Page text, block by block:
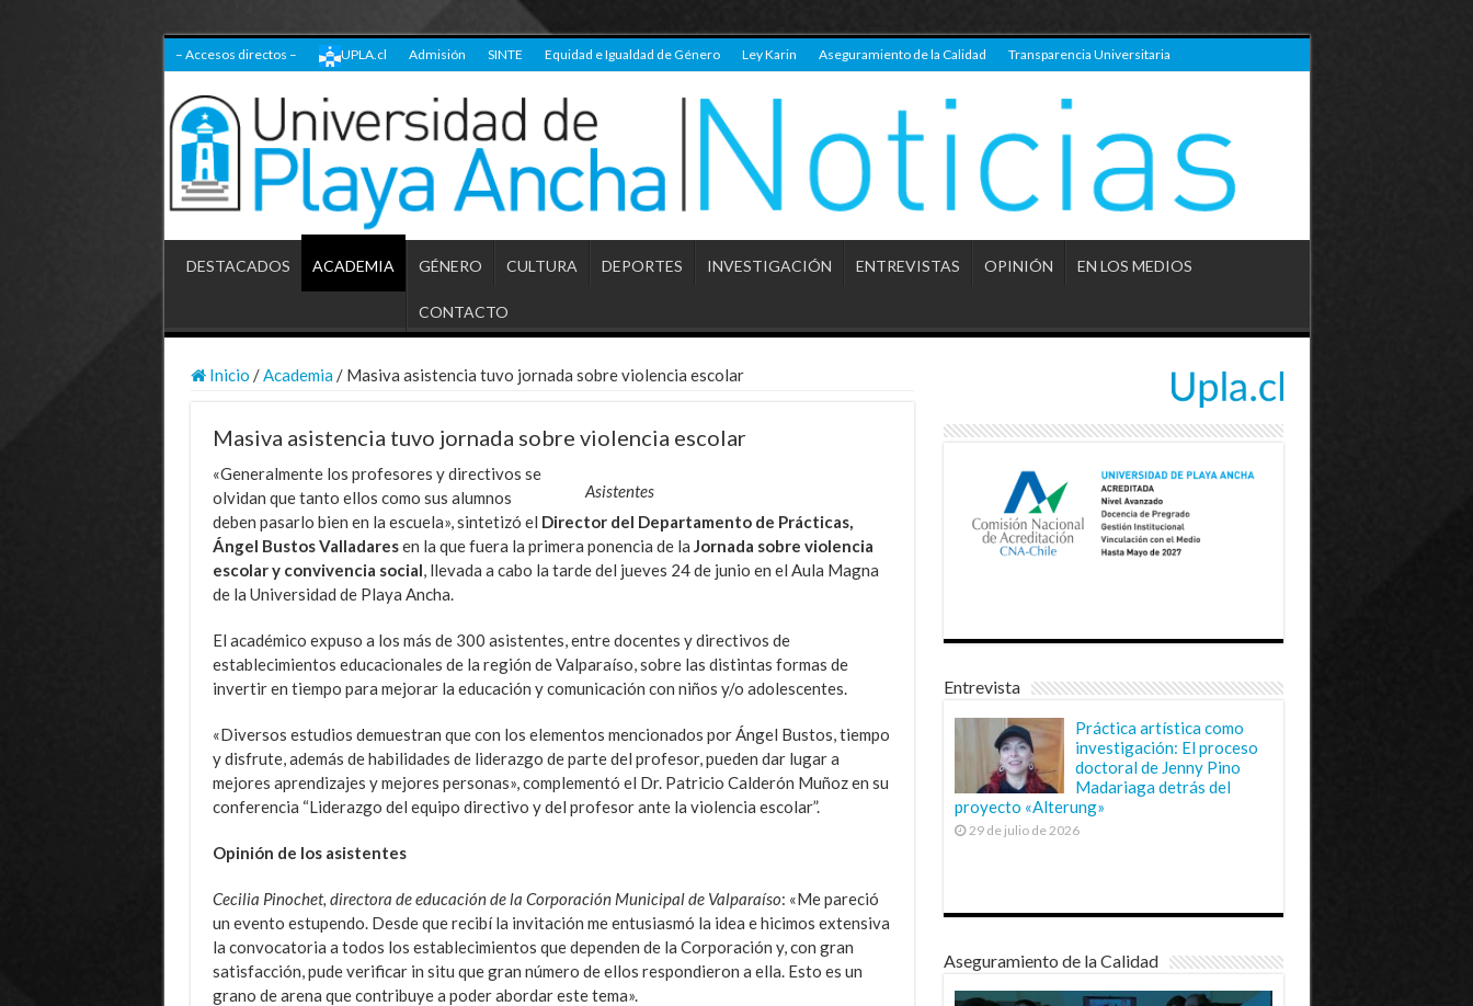
– Accesos directos – UPLA.cl Admisión SINTE Equidad e Igualdad de Género Ley Karin Aseguramiento de la Calidad Transparencia Universitaria
DESTACADOS ACADEMIA GÉNERO CULTURA DEPORTES INVESTIGACIÓN ENTREVISTAS OPINIÓN EN LOS MEDIOS
CONTACTO
Inicio / Academia / Masiva asistencia tuvo jornada sobre violencia escolar
Masiva asistencia tuvo jornada sobre violencia escolar
Asistentes
«Generalmente los profesores y directivos se
olvidan que tanto ellos como sus alumnos
deben pasarlo bien en la escuela», sintetizó el Director del Departamento de Prácticas,
Ángel Bustos Valladaresen la que fuera la primera ponencia de la Jornada sobre violencia
escolar y convivencia social , llevada a cabo la tarde del jueves 24 de junio en el Aula Magna
de la Universidad de Playa Ancha.
El académico expuso a los más de 300 asistentes, entre docentes y directivos de
establecimientos educacionales de la región de Valparaíso, sobre las distintas formas de
invertir en tiempo para mejorar la educación y comunicación con niños y/o adolescentes.
«Diversos estudios demuestran que con los elementos mencionados por Ángel Bustos, tiempo
y disfrute, además de habilidades de liderazgo de parte del profesor, pueden dar lugar a
mejores aprendizajes y mejores personas», complementó el Dr. Patricio Calderón Muñoz en su
conferencia “Liderazgo del equipo directivo y del profesor ante la violencia escolar”.
Opinión de los asistentes
Cecilia Pinochet, directora de educación de la Corporación Municipal de Valparaíso: «Me pareció
un evento estupendo. Desde que recibí la invitación me entusiasmó la idea e hicimos extensiva
la convocatoria a todos los establecimientos que dependen de la Corporación y, con gran
satisfacción, pude verificar in situ que gran número de ellos respondieron a ella. Esto es un
grano de arena que contribuye a poder abordar este tema».
Entrevista
Práctica artística como
investigación: El proceso
doctoral de Jenny Pino
Madariaga detrás del
proyecto «Alterung»
29 de julio de 2026
Aseguramiento de la Calidad